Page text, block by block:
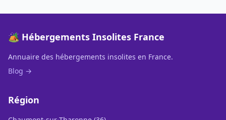
🏕️ Hébergements Insolites France
Annuaire des hébergements insolites en France.
Blog →
Région